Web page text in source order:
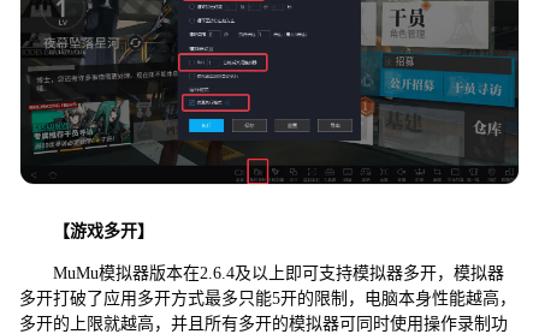
【游戏多开】
MuMu模拟器版本在2.6.4及以上即可支持模拟器多开，模拟器
多开打破了应用多开方式最多只能5开的限制，电脑本身性能越高，
多开的上限就越高，并且所有多开的模拟器可同时使用操作录制功